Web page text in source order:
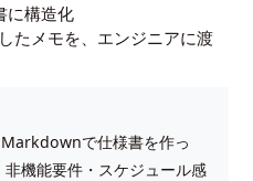
に構造化
たメモを、エンジニアに渡
で仕様書を作っ
機能要件・スケジュール感